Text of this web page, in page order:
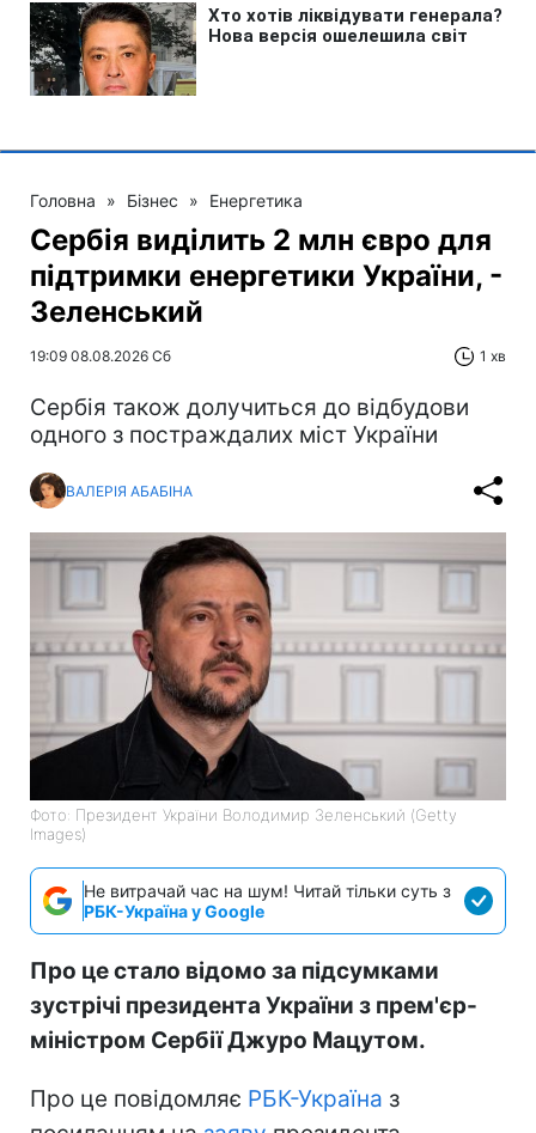
Головна » Бізнес » Енергетика
Сербія виділить 2 млн євро для
підтримки енергетики України, -
Зеленський
19:09 08.08.2026 Сб 1 хв
Сербія також долучиться до відбудови
одного з постраждалих міст України
ВАЛЕРІЯ АБАБІНА
Фото: Президент України Володимир Зеленський (Getty
Images)
Не витрачай час на шум! Читай тільки суть з
РБК-Україна у Google
Про це стало відомо за підсумками
зустрічі президента України з прем'єр-
міністром Сербії Джуро Мацутом.
Про це повідомляє РБК-Україна з